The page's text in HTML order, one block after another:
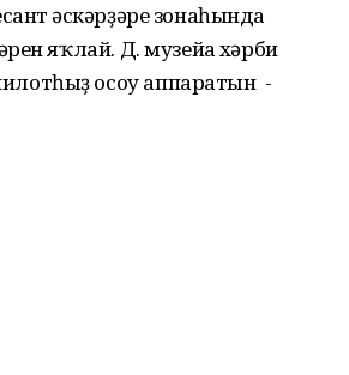
ғәскәрҙәре зонаһында
яҡлай. Д. музейға хәрби
осоу аппаратын -